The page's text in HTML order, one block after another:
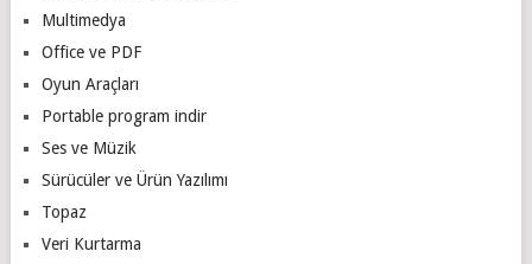
Multimedya
Office ve PDF
Oyun Araçları
Portable program indir
Ses ve Müzik
Sürücüler ve Ürün Yazılımı
Topaz
Veri Kurtarma